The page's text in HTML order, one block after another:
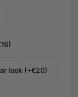
look (+€20)